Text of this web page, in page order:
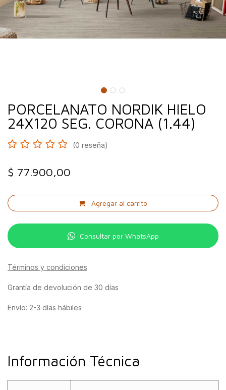
PORCELANATO NORDIK HIELO
24X120 SEG. CORONA (1.44)
(0 reseña)
$ 77.900,00
Agregar al carrito
Consultar por WhatsApp
Términos y condiciones
Grantía de devolución de 30 días
Envío: 2-3 días hábiles
Información Técnica